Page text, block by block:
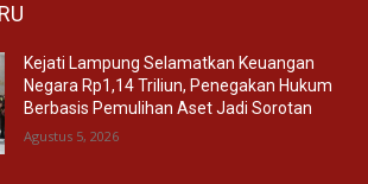
Kejati Lampung Selamatkan Keuangan
Negara Rp1,14 Triliun, Penegakan Hukum
Berbasis Pemulihan Aset Jadi Sorotan
Agustus 5, 2026